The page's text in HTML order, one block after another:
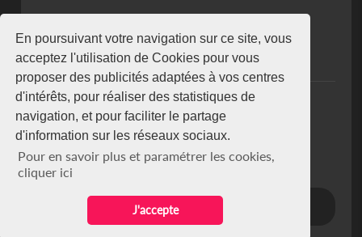
En poursuivant votre navigation sur ce site, vous
acceptez l'utilisation de Cookies pour vous
proposer des publicités adaptées à vos centres
d'intérêts, pour réaliser des statistiques de
navigation, et pour faciliter le partage
d'information sur les réseaux sociaux.
Pour en savoir plus et paramétrer les cookies,
cliquer ici
J'accepte
koaci@yahoo.fr
+225 07 08 85 52 93
NEWSLETTER
Restez connecté via notre newsletter
S'abonner
Se désabonner